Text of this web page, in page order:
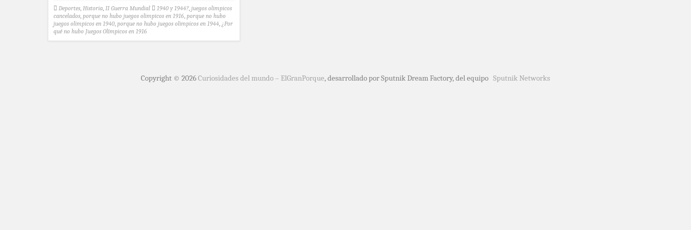
Deportes, Historia, II Guerra Mundial 1940 y 1944?, juegos olimpicos
cancelados, porque no hubo juegos olimpicos en 1916, porque no hubo
juegos olimpicos en 1940, porque no hubo juegos olimpicos en 1944, ¿Por
qué no hubo Juegos Olímpicos en 1916
Copyright © 2026Curiosidades del mundo – ElGranPorque, desarrollado por Sputnik Dream Factory, del equipo Sputnik Networks